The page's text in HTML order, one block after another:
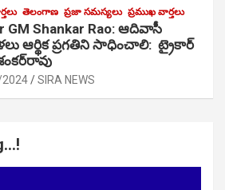
తెలంగాణ ప్రజా సమస్యలు ప్రముఖ వార్తలు
GM Shankar Rao: ఆదివాసీ
ఆర్థిక ప్రగతిని సాధించాలి: ట్రైకార్
SIRA NEWS